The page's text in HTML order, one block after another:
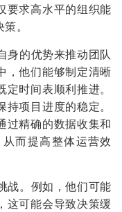
要求高水平的组织能
。
身的优势来推动团队
，他们能够制定清晰
时间表顺利推进。
项目进度的稳定。
过精确的数据收集和
而提高整体运营效
战。例如，他们可能
这可能会导致决策缓